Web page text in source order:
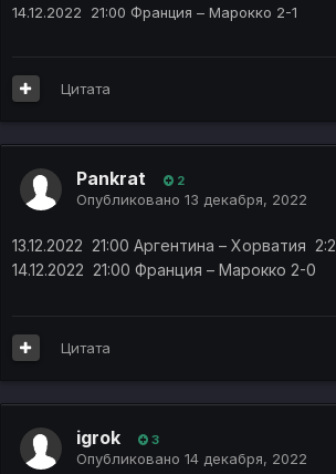
14.12.2022 21:00 Франция – Марокко 2-1
Цитата
Pankrat 2
Опубликовано 13 декабря, 2022
13.12.2022 21:00 Аргентина – Хорватия 2:2
14.12.2022 21:00 Франция – Марокко 2-0
Цитата
igrok 3
Опубликовано 14 декабря, 2022